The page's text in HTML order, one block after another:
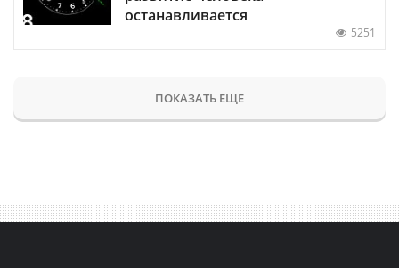
останавливается
5251
ПОКАЗАТЬ ЕЩЕ